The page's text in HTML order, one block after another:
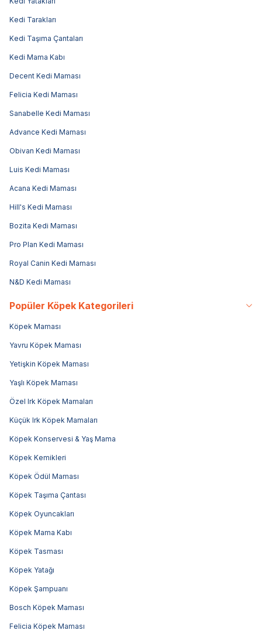
Kedi Tarakları
Kedi Taşıma Çantaları
Kedi Mama Kabı
Decent Kedi Maması
Felicia Kedi Maması
Sanabelle Kedi Maması
Advance Kedi Maması
Obivan Kedi Maması
Luis Kedi Maması
Acana Kedi Maması
Hill's Kedi Maması
Bozita Kedi Maması
Pro Plan Kedi Maması
Royal Canin Kedi Maması
N&D Kedi Maması
Popüler Köpek Kategorileri
Köpek Maması
Yavru Köpek Maması
Yetişkin Köpek Maması
Yaşlı Köpek Maması
Özel Irk Köpek Mamaları
Küçük Irk Köpek Mamaları
Köpek Konservesi & Yaş Mama
Köpek Kemikleri
Köpek Ödül Maması
Köpek Taşıma Çantası
Köpek Oyuncakları
Köpek Mama Kabı
Köpek Tasması
Köpek Yatağı
Köpek Şampuanı
Bosch Köpek Maması
Felicia Köpek Maması